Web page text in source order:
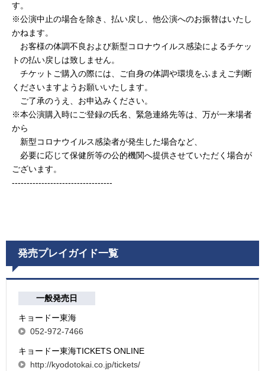
す。
※公演中止の場合を除き、払い戻し、他公演へのお振替はいたし
かねます。
お客様の体調不良および新型コロナウイルス感染によるチケッ
トの払い戻しは致しません。
チケットご購入の際には、ご自身の体調や環境をふまえご判断
くださいますようお願いいたします。
ご了承のうえ、お申込みください。
※本公演購入時にご登録の氏名、緊急連絡先等は、万が一来場者
から
新型コロナウイルス感染者が発生した場合など、
必要に応じて保健所等の公的機関へ提供させていただく場合が
ございます。
----------------------------------
発売プレイガイド一覧
一般発売日
キョードー東海
052-972-7466
キョードー東海TICKETS ONLINE
http://kyodotokai.co.jp/tickets/